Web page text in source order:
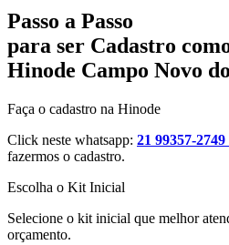
Passo a Passo
para ser Cadastro
Hinode Campo Novo
Faça o cadastro na Hinode
Click neste whatsapp: 21 99357-2749
fazermos o cadastro.
Escolha o Kit Inicial
Selecione o kit inicial que melhor
orçamento.